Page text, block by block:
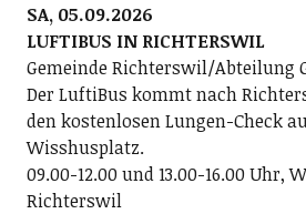
SA, 05.09.2026
LUFTIBUS IN RICHTERSWIL
Gemeinde Richterswil/Abteilung
Der LuftiBus kommt nach
den kostenlosen Lungen-Check
Wisshusplatz.
09.00-12.00 und 13.00-16.00 Uhr,
Richterswil